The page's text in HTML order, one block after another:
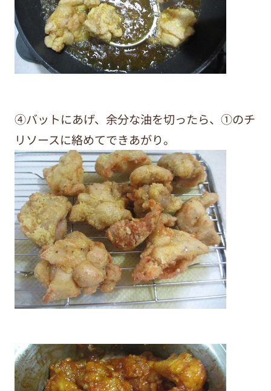
④バットにあげ、余分な油を切ったら、①のチ
リソースに絡めてできあがり。